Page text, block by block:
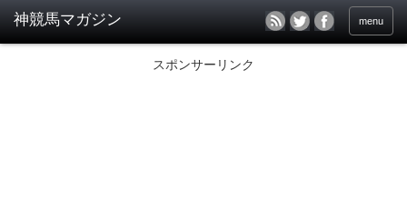
menu
スポンサーリンク